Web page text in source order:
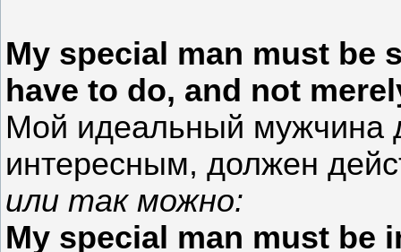
My special man must be
have to do, and not
Мой идеальный мужчина
интересным, должен
или так можно:
My special man must be